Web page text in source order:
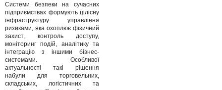
Системи безпеки на сучасних
підприємствах формують цілісну
інфраструктуру управління
ризиками, яка охоплює фізичний
захист, контроль доступу,
моніторинг подій, аналітику та
інтеграцію з іншими бізнес-
системами. Особливої
актуальності такі рішення
набули для торговельних,
складських, логістичних та